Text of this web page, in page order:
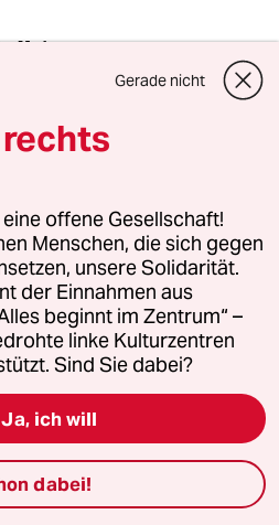
gegen Beugehaft
der Klimaapokalypse
Gerade nicht
offene Gesellschaft!
Menschen, die sich gegen
unsere Solidarität.
der Einnahmen aus
beginnt im Zentrum“ –
linke Kulturzentren
Sind Sie dabei?
Ja, ich will
dabei!